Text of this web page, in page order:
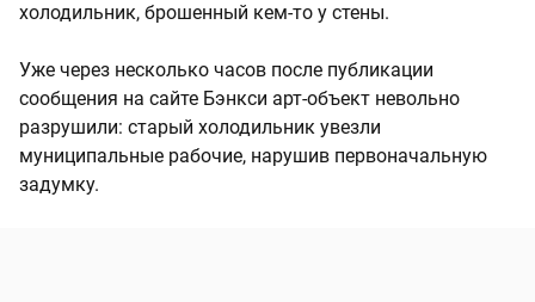
холодильник, брошенный кем-то у стены.
Уже через несколько часов после публикации
сообщения на сайте Бэнкси арт-объект невольно
разрушили: старый холодильник увезли
муниципальные рабочие, нарушив первоначальную
задумку.